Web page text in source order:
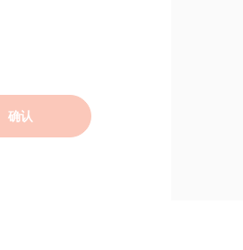
确认